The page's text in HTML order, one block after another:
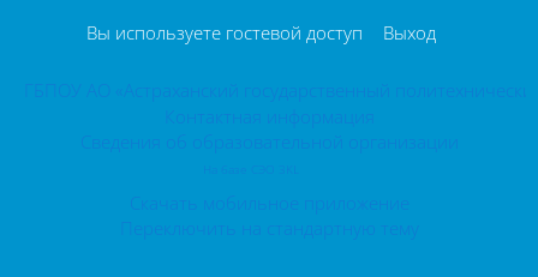
Вы используете гостевой доступ Выход
ГБПОУ АО «Астраханский государственный
Контактная информация
Сведения об образовательной организации
Скачать мобильное приложение
Переключить на стандартную тему